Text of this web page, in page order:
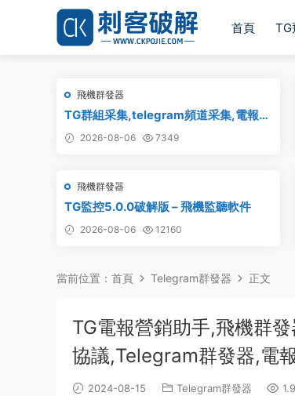
首頁 TG
飛機群發器
TG群組采集,telegram頻道采集,電報群
鏈接采集,飛機頻道鏈接采集,群組采集,
頻道采集,群鏈接采集,頻道鏈接采集,群
2026-08-06 7349
飛機群發器
TG監控5.0.0破解版 – 飛機監聽軟件
2026-08-06 12160
當前位置： 首頁 Telegram群發器 正文
TG電報營銷助手,飛機群
協議,Telegram群發器,電
2024-08-15 Telegram群發器